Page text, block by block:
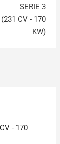
SERIE 3
CV - 170
KW)
- 170